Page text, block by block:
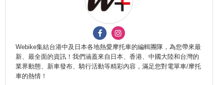
Webike集結台港中及日本各地熱愛摩托車的編輯團隊，為您帶來最
新、最全面的資訊！我們涵蓋來自日本、香港、中國大陸和台灣的
業界動態、新車發布、騎行活動等精彩內容，滿足您對電單車/摩托
車的熱情！